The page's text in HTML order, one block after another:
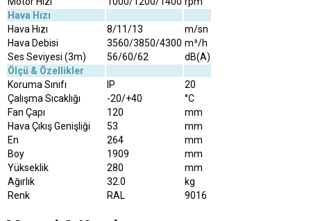
Hava Hızı
Hava Hızı
8/11/13
m/sn
Hava Debisi
3560/3850/4300 m³/h
Ses Seviyesi (3m)
56/60/62
dB(A)
Ölçü & Özellikler
Koruma Sınıfı
IP
20
Çalışma Sıcaklığı
-20/+40
°C
Fan Çapı
120
mm
Hava Çıkış Genişliği
53
mm
En
264
mm
Boy
1909
mm
Yükseklik
280
mm
Ağırlık
32.0
kg
Renk
RAL 9016